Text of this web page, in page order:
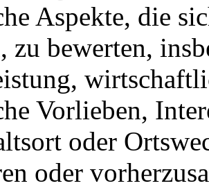
Aspekte, die
zu bewerten,
Vorlieben,
oder
oder